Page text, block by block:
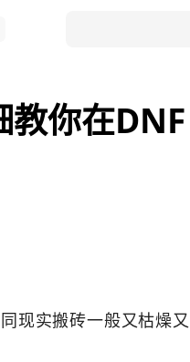
教你在DNF
现实搬砖一般又枯燥又